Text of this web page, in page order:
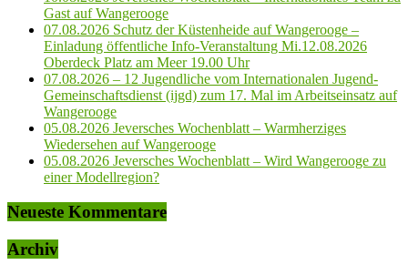
Gast auf Wangerooge
07.08.2026 Schutz der Küstenheide auf Wangerooge –
Einladung öffentliche Info-Veranstaltung Mi.12.08.2026
Oberdeck Platz am Meer 19.00 Uhr
07.08.2026 – 12 Jugendliche vom Internationalen Jugend-
Gemeinschaftsdienst (ijgd) zum 17. Mal im Arbeitseinsatz auf
Wangerooge
05.08.2026 Jeversches Wochenblatt – Warmherziges
Wiedersehen auf Wangerooge
05.08.2026 Jeversches Wochenblatt – Wird Wangerooge zu
einer Modellregion?
Neueste Kommentare
Archiv